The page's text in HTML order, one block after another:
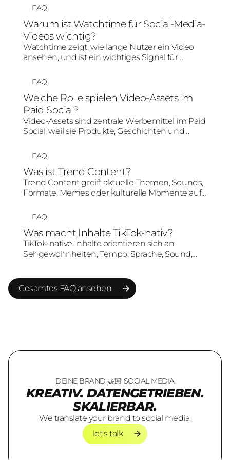
Entscheidungsphase definiert. Für Social-
Media-Kampagnen reicht Demografie allein
nicht aus; entscheidend ist, welche Inhalte und
Botschaften für diese Menschen relevant sind.
FAQ
Warum ist Watchtime für Social-Media-
Videos wichtig?
Watchtime zeigt, wie lange Nutzer ein Video
ansehen, und ist ein wichtiges Signal für
Watchtime kann organische Verbreitung,
Algorithmusbewertung und Creative-
Performance positiv beeinflussen.
FAQ
Welche Rolle spielen Video-Assets im
Paid Social?
Video-Assets sind zentrale Werbemittel im Paid
Social, weil sie Produkte, Geschichten und
aufmerksamkeitsstark vermitteln können.
Entscheidend sind ein starker Einstieg, mobile
Optimierung, klare Botschaft und eine Struktur,
die zur Plattform passt.
FAQ
Was ist Trend Content?
Trend Content greift aktuelle Themen, Sounds,
Formate, Memes oder kulturelle Momente auf
Media-Inhalte. Entscheidend ist, dass der Trend
nicht nur kopiert, sondern sinnvoll mit
Zielgruppe und Markenbotschaft verbunden
wird.
FAQ
Was macht Inhalte TikTok-nativ?
TikTok-native Inhalte orientieren sich an
Sehgewohnheiten, Tempo, Sprache, Sound,
Content, der in der Plattformumgebung
verstanden und akzeptiert wird.
Gesamtes FAQ ansehen
DEINE BRAND 🤝🏼 SOCIAL MEDIA
KREATIV. DATENGETRIEBEN.
SKALIERBAR.
We translate your brand to social media.
let's talk
let's talk